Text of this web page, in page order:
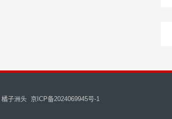
橘子洲头 京ICP备2024069945号-1